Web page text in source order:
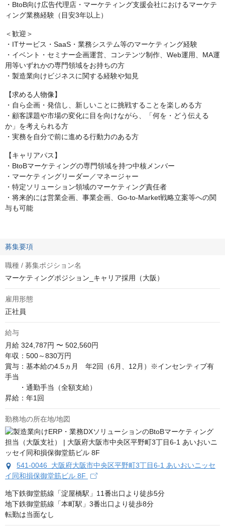
・BtoB向け広告代理店・マーケティング支援会社におけるマーケテ
ィング業務経験（目安3年以上）
＜歓迎＞
・ITサービス・SaaS・業務システム等のマーケティング経験
・イベント・セミナー企画運営、コンテンツ制作、Web運用、MA運
用等いずれかの専門領域をお持ちの方
・製造業向けビジネスに関する経験や知見
【求める人物像】
・自ら企画・発信し、新しいことに挑戦することを楽しめる方
・顧客課題や市場の変化に目を向けながら、「何を・どう伝える
か」を考えられる方
・実務を自分で前に進める行動力のある方
【キャリアパス】
・BtoBマーケティングの専門領域を持つ中核メンバー
・マーケティングリーダー／マネージャー
・特定ソリューション領域のマーケティング責任者
・将来的には営業企画、事業企画、Go-to-Market戦略立案等への関
与も可能
募集要項
職種 / 募集ポジション名
マーケティングポジション_キャリア採用（大阪）
雇用形態
正社員
給与
月給 324,787円 〜 502,560円
年収：500～830万円
賞与：基本給の4.5ヵ月　年2回（6月、12月）※インセンティブ有
手当
・通勤手当（全額支給）
昇給：年1回
勤務地の所在地/地図
541-0046 大阪府大阪市中央区平野町3丁目6-1 あいおいニッセ
イ同和損保御堂筋ビル 8F
地下鉄御堂筋線「淀屋橋駅」11番出口より徒歩5分
地下鉄御堂筋線「本町駅」3番出口より徒歩8分
転勤は当面なし